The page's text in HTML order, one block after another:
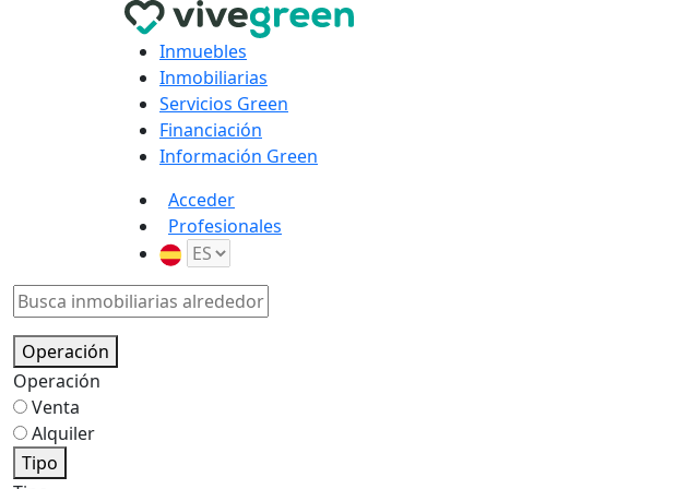
Inmuebles
Inmobiliarias
Servicios Green
Financiación
Información Green
Acceder
Profesionales
Operación
Operación
Venta
Alquiler
Tipo